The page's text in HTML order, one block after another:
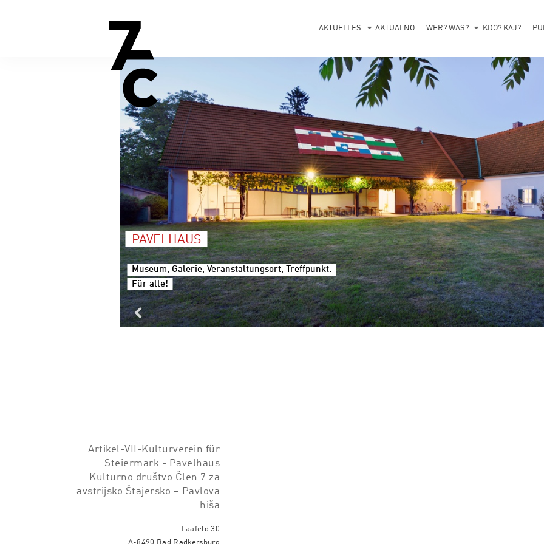
AKTUELLES AKTUALNO WER? WAS? KDO? KAJ?
PAVELHAUS
Museum, Galerie, Veranstaltungsort, Treffpunkt.
Für alle!
Artikel-VII-Kulturverein für
Steiermark - Pavelhaus
Kulturno društvo Člen 7 za
avstrijsko Štajersko – Pavlova
hiša
Laafeld 30
A-8490 Bad Radkersburg